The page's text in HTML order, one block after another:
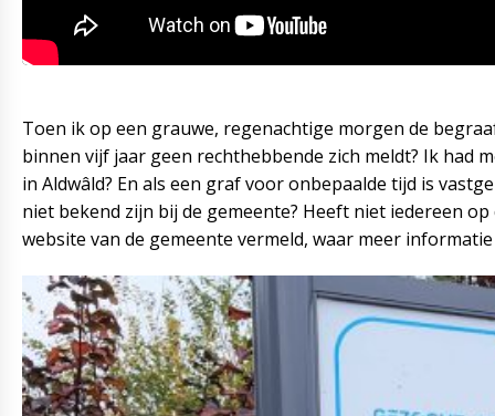
Toen ik op een grauwe, regenachtige morgen de
binnen vijf jaar geen rechthebbende zich meldt? Ik had
in Aldwâld? En als een graf voor onbepaalde tijd is
niet bekend zijn bij de gemeente? Heeft niet iedereen
website van de gemeente vermeld, waar meer